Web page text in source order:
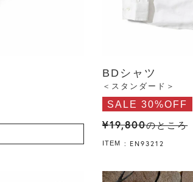
BDシャツ
＜スタンダード＞
SALE 30%OFF
¥19,800のところ
ITEM EN93212